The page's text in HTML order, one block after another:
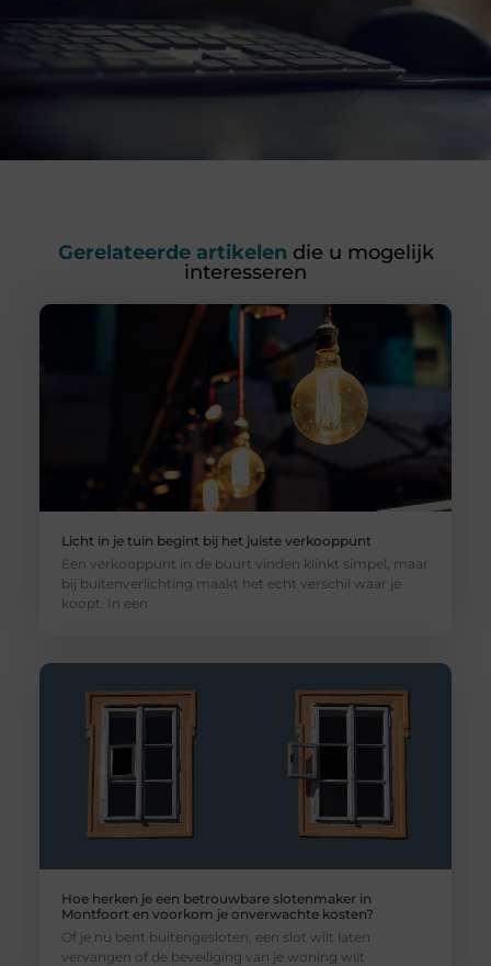
Gerelateerde artikelen die u mogelijk
interesseren
Licht in je tuin begint bij het juiste verkooppunt
Een verkooppunt in de buurt vinden klinkt simpel, maar
bij buitenverlichting maakt het echt verschil waar je
koopt. In een
Hoe herken je een betrouwbare slotenmaker in
Montfoort en voorkom je onverwachte kosten?
Of je nu bent buitengesloten, een slot wilt laten
vervangen of de beveiliging van je woning wilt